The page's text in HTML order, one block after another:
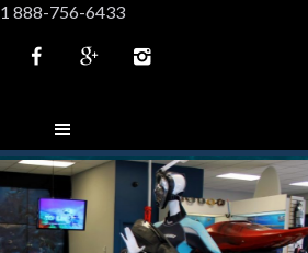
1 888-756-6433
  